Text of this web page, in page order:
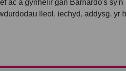
ac a gynhelir gan Barnardo's sy'n
lleol, iechyd, addysg, yr